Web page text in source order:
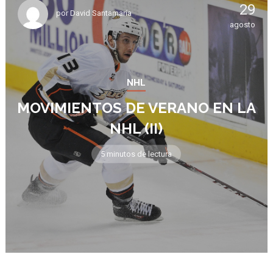
porDavid Santamaría 29
agosto
NHL
MOVIMIENTOS DE VERANO EN LA
NHL (II)
5 minutos de lectura